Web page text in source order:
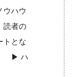
ウハウ
読者の
トとな
。 ▶︎ハ